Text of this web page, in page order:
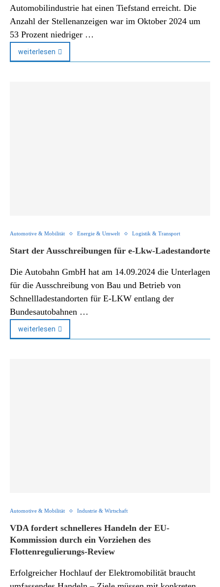
Automobilindustrie hat einen Tiefstand erreicht. Die
Anzahl der Stellenanzeigen war im Oktober 2024 um
53 Prozent niedriger …
weiterlesen
Automotive & Mobilität Energie & Umwelt Logistik & Transport
Start der Ausschreibungen für e-Lkw-Ladestandorte
Die Autobahn GmbH hat am 14.09.2024 die Unterlagen
für die Ausschreibung von Bau und Betrieb von
Schnellladestandorten für E-LKW entlang der
Bundesautobahnen …
weiterlesen
Automotive & Mobilität Industrie & Wirtschaft
VDA fordert schnelleres Handeln der EU-
Kommission durch ein Vorziehen des
Flottenregulierungs-Review
Erfolgreicher Hochlauf der Elektromobilität braucht